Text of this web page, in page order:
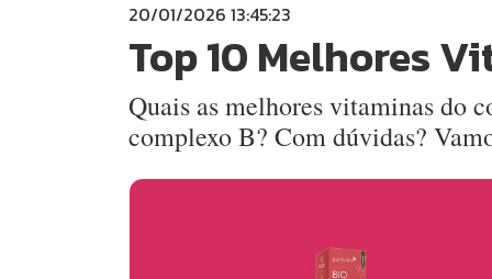
20/01/2026 13:45:23
Top 10 Melhores
Quais as melhores vitaminas do
complexo B? Com dúvidas?